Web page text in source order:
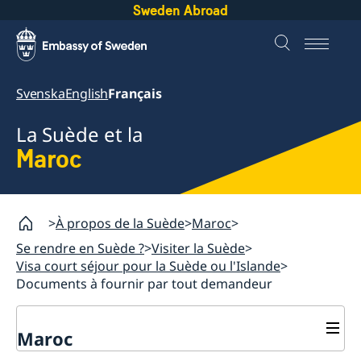
Sweden Abroad
SvenskaEnglishFrançais
La Suède et la
Maroc
À propos de la Suède Maroc
Se rendre en Suède ? Visiter la Suède
Visa court séjour pour la Suède ou l'Islande
Documents à fournir par tout demandeur
Maroc